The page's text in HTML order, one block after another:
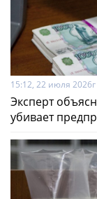
15:12, 22 июля 2026г
Эксперт
убивает